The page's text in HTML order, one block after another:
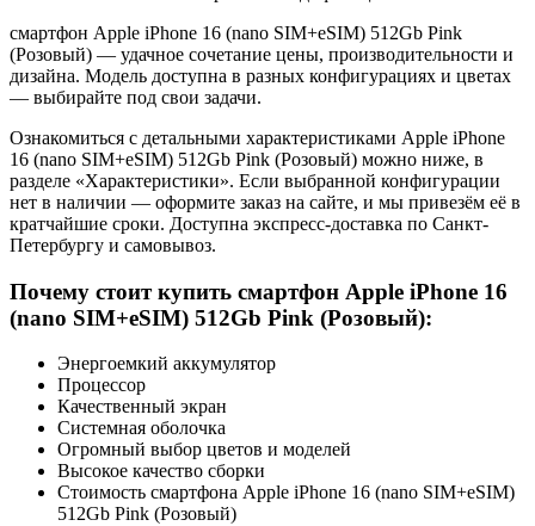
смартфон Apple iPhone 16 (nano SIM+eSIM) 512Gb Pink
(Розовый) — удачное сочетание цены, производительности и
дизайна. Модель доступна в разных конфигурациях и цветах
— выбирайте под свои задачи.
Ознакомиться с детальными характеристиками Apple iPhone
16 (nano SIM+eSIM) 512Gb Pink (Розовый) можно ниже, в
разделе «Характеристики». Если выбранной конфигурации
нет в наличии — оформите заказ на сайте, и мы привезём её в
кратчайшие сроки. Доступна экспресс-доставка по Санкт-
Петербургу и самовывоз.
Почему стоит купить смартфон Apple iPhone 16
(nano SIM+eSIM) 512Gb Pink (Розовый):
Энергоемкий аккумулятор
Процессор
Качественный экран
Системная оболочка
Огромный выбор цветов и моделей
Высокое качество сборки
Стоимость смартфона Apple iPhone 16 (nano SIM+eSIM)
512Gb Pink (Розовый)